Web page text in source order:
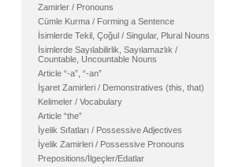
Zamirler / Pronouns
Cümle Kurma / Forming a Sentence
İsimlerde Tekil, Çoğul / Singular, Plural Nouns
İsimlerde Sayılabilirlik, Sayılamazlık /
Countable, Uncountable Nouns
Article “-a”, “-an”
İşaret Zamirleri / Demonstratives (this, that)
Kelimeler / Vocabulary
Article “the”
İyelik Sıfatları / Possessive Adjectives
İyelik Zamirleri / Possessive Pronouns
Prepositions/İlgeçler/Edatlar